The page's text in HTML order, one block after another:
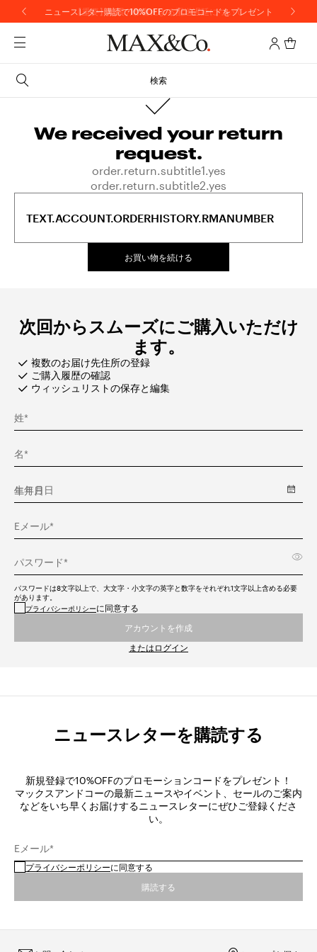
【重要】地震の影響による配送遅延について
ニュースレター購読で10%OFFのプロモコードをプレゼント
検索
We received your return
request.
order.return.subtitle1.yes
order.return.subtitle2.yes
TEXT.ACCOUNT.ORDERHISTORY.RMANUMBER
お買い物を続ける
姓*
名*
生年月日
Eメール*
パスワード*
パスワードは8文字以上で、大文字・小文字の英字と数字をそれぞれ1文字以上含める必要
があります。
プライバシーポリシーに同意する
アカウントを作成
またはログイン
次回からスムーズにご購入いただけ
ます。
複数のお届け先住所の登録
ご購入履歴の確認
ウィッシュリストの保存と編集
ニュースレターを購読する
新規登録で10%OFFのプロモーションコードをプレゼント！
マックスアンドコーの最新ニュースやイベント、セールのご案内
などをいち早くお届けするニュースレターにぜひご登録くださ
い。
Eメール*
プライバシーポリシーに同意する
購読する